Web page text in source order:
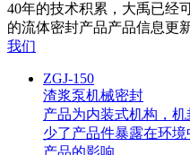
40年的技术积累，大禹已经
的流体密封产品产品信息更
我们
ZGJ-150
渣浆泵机械密封
产品为内装式机构，
少了产品件暴露在环
产品的影响。